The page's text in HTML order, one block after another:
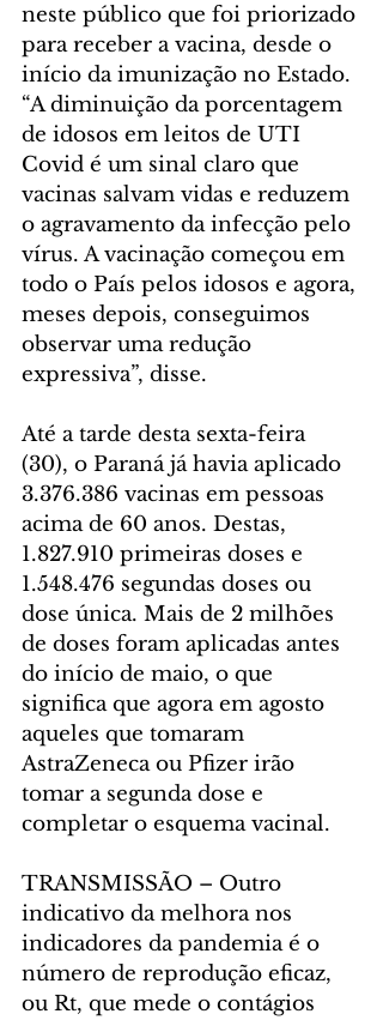
neste público que foi priorizado
para receber a vacina, desde o
início da imunização no Estado.
“A diminuição da porcentagem
de idosos em leitos de UTI
Covid é um sinal claro que
vacinas salvam vidas e reduzem
o agravamento da infecção pelo
vírus. A vacinação começou em
todo o País pelos idosos e agora,
meses depois, conseguimos
observar uma redução
expressiva”, disse.
Até a tarde desta sexta-feira
(30), o Paraná já havia aplicado
3.376.386 vacinas em pessoas
acima de 60 anos. Destas,
1.827.910 primeiras doses e
1.548.476 segundas doses ou
dose única. Mais de 2 milhões
de doses foram aplicadas antes
do início de maio, o que
significa que agora em agosto
aqueles que tomaram
AstraZeneca ou Pfizer irão
tomar a segunda dose e
completar o esquema vacinal.
TRANSMISSÃO – Outro
indicativo da melhora nos
indicadores da pandemia é o
número de reprodução eficaz,
ou Rt, que mede o contágios